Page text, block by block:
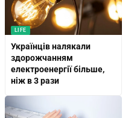
LIFE
Українців налякали
здорожчанням
електроенергії більше,
ніж в 3 рази